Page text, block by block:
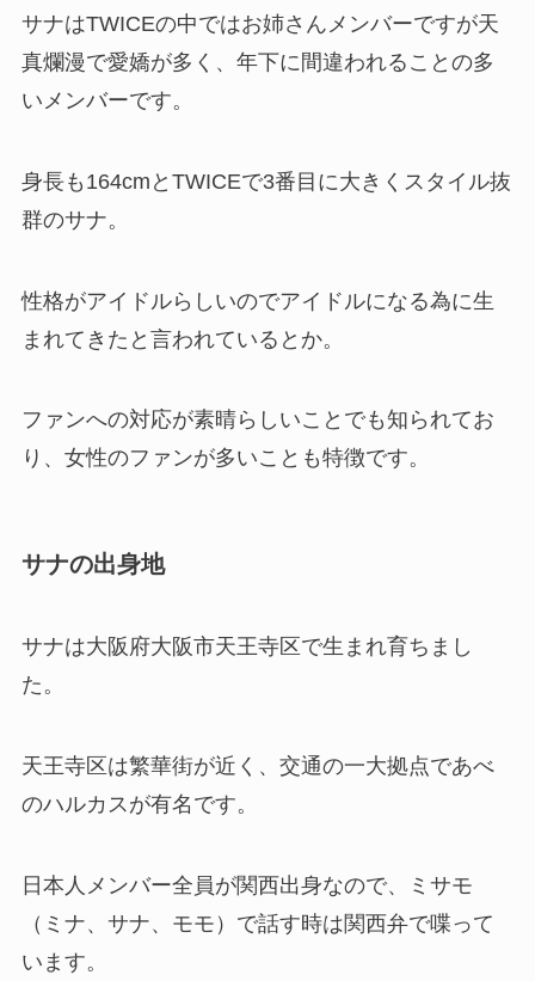
サナはTWICEの中ではお姉さんメンバーですが天
真爛漫で愛嬌が多く、年下に間違われることの多
いメンバーです。
身長も164cmとTWICEで3番目に大きくスタイル抜
群のサナ。
性格がアイドルらしいのでアイドルになる為に生
まれてきたと言われているとか。
ファンへの対応が素晴らしいことでも知られてお
り、女性のファンが多いことも特徴です。
サナの出身地
サナは大阪府大阪市天王寺区で生まれ育ちまし
た。
天王寺区は繁華街が近く、交通の一大拠点であべ
のハルカスが有名です。
日本人メンバー全員が関西出身なので、ミサモ
（ミナ、サナ、モモ）で話す時は関西弁で喋って
います。